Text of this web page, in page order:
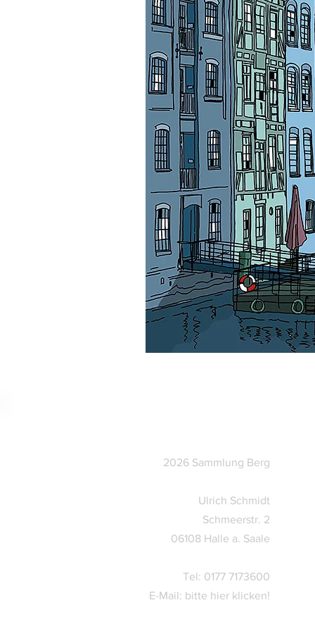
2026 Sammlung Berg
Ulrich Schmidt
Schmeerstr. 2
06108 Halle a. Saale
Tel: 0177 7173600
E-Mail: bitte hier klicken!